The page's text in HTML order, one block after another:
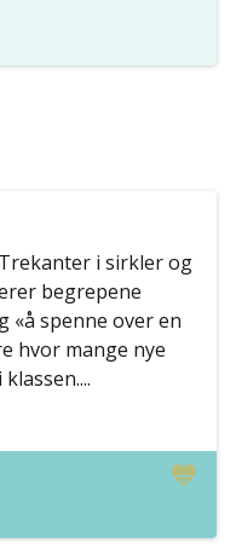
i sirkler og
begrepene
«å spenne over en
hvor mange nye